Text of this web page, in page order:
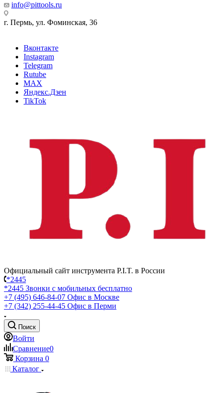
info@pittools.ru
г. Пермь, ул. Фоминская, 36
Вконтакте
Instagram
Telegram
Rutube
MAX
Яндекс.Дзен
TikTok
Официальный сайт инструмента P.I.T. в России
*2445
*2445 Звонки с мобильных бесплатно
+7 (495) 646-84-07 Офис в Москве
+7 (342) 255-44-45 Офис в Перми
Поиск
Войти
Сравнение0
Корзина 0
Каталог